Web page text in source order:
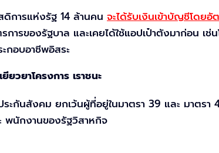
การแห่งรัฐ 14 ล้านคน จะได้รับเงินเข้าบัญชีโดย
รการของรัฐบาล และเคยได้ใช้แอปเป๋าตังมาก่อน
กอบอาชีพอิสระ
ยวยาโครงการ เราชนะ
ระกันสังคม ยกเว้นผู้ที่อยู่ในมาตรา 39 และ มาตรา
พนักงานของรัฐวิสาหกิจ